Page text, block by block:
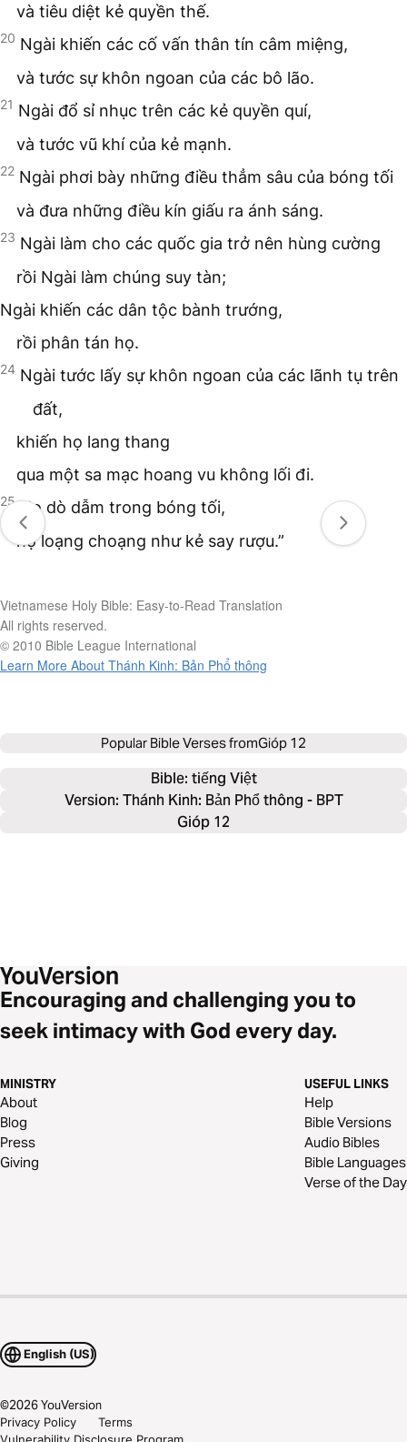
và tiêu diệt kẻ quyền thế.
20 Ngài khiến các cố vấn thân tín câm miệng,
và tước sự khôn ngoan của các bô lão.
21 Ngài đổ sỉ nhục trên các kẻ quyền quí,
và tước vũ khí của kẻ mạnh.
22 Ngài phơi bày những điều thẳm sâu của bóng tối
và đưa những điều kín giấu ra ánh sáng.
23 Ngài làm cho các quốc gia trở nên hùng cường
rồi Ngài làm chúng suy tàn;
Ngài khiến các dân tộc bành trướng,
rồi phân tán họ.
24 Ngài tước lấy sự khôn ngoan của các lãnh tụ trên
đất,
khiến họ lang thang
qua một sa mạc hoang vu không lối đi.
25 Họ dò dẫm trong bóng tối,
họ loạng choạng như kẻ say rượu.”
Vietnamese Holy Bible: Easy-to-Read Translation
All rights reserved.
© 2010 Bible League International
Learn More About Thánh Kinh: Bản Phổ thông
Popular Bible Verses fromGióp 12
Bible: tiếng Việt
Version: Thánh Kinh: Bản Phổ thông - BPT
Gióp 12
Encouraging and challenging you to
seek intimacy with God every day.
MINISTRY
About
Blog
Press
Giving
USEFUL LINKS
Help
Bible Versions
Audio Bibles
Bible Languages
Verse of the Day
English (US)
©2026YouVersion
Privacy Policy
Terms
Vulnerability Disclosure Program